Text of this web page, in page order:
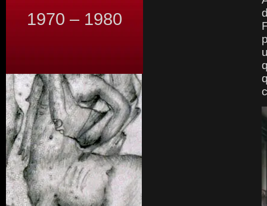
1970 – 1980